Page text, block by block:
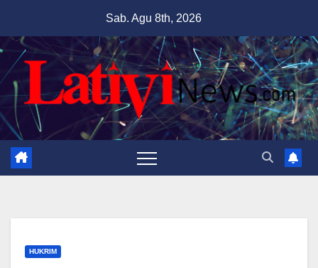
content
Sab. Agu 8th, 2026
HUKRIM